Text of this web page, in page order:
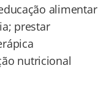
alimentar
prestar
nutricional